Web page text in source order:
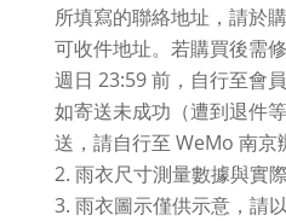
所填寫的聯絡地址，請於
可收件地址。若購買後需
週日 23:59 前，自行至會
如寄送未成功（遭到退件
送，請自行至 WeMo 南京
雨衣尺寸測量數據與實
雨衣圖示僅供示意，請